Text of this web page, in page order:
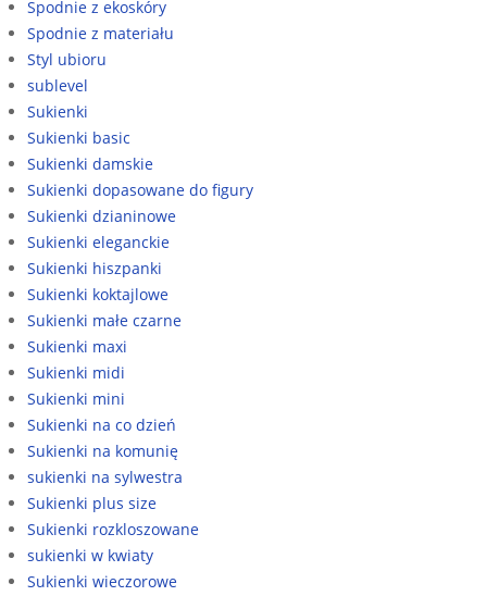
Spodnie z ekoskóry
Spodnie z materiału
Styl ubioru
sublevel
Sukienki
Sukienki basic
Sukienki damskie
Sukienki dopasowane do figury
Sukienki dzianinowe
Sukienki eleganckie
Sukienki hiszpanki
Sukienki koktajlowe
Sukienki małe czarne
Sukienki maxi
Sukienki midi
Sukienki mini
Sukienki na co dzień
Sukienki na komunię
sukienki na sylwestra
Sukienki plus size
Sukienki rozkloszowane
sukienki w kwiaty
Sukienki wieczorowe